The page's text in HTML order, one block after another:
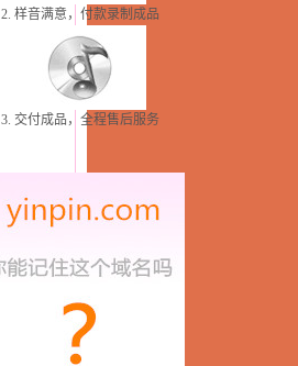
2. 样音满意，付款录制成品
3. 交付成品，全程售后服务